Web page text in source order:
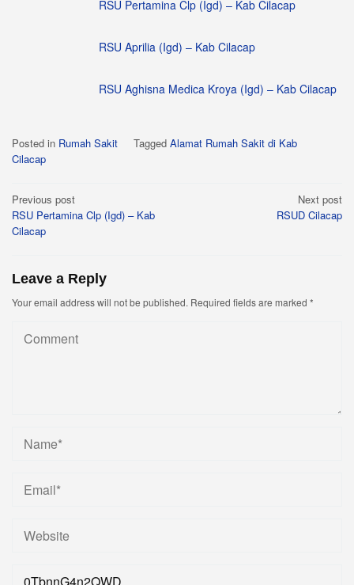
RSU Pertamina Clp (Igd) – Kab Cilacap
RSU Aprilia (Igd) – Kab Cilacap
RSU Aghisna Medica Kroya (Igd) – Kab Cilacap
Posted in Rumah Sakit Tagged Alamat Rumah Sakit di Kab
Cilacap
Post
navigation
Previous post
RSU Pertamina Clp (Igd) – Kab
Cilacap
Next post
RSUD Cilacap
Leave a Reply
Your email address will not be published. Required fields are marked *